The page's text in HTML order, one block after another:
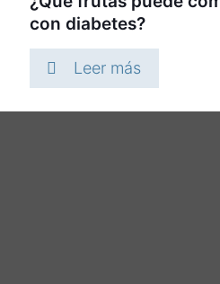
con diabetes?
Leer más